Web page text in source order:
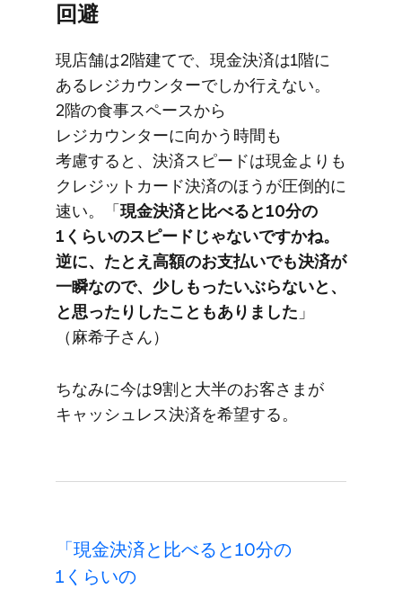
回避
現店舗は​2階建てで、​現金決済は​1階に​
ある​レジカウンターでしか​行えない。​
2階の​食事スペースから​
レジカウンターに​向かう​時間も​
考慮すると、​決済スピードは​現金よりも​
クレジットカード決済の​ほうが​圧倒的に​
速い。​「 現金決済と​比べると​10分の​
1くらいの​スピードじゃないですかね。​
逆に、​たとえ高額の​お支払いでも​決済が​
一瞬なので、​少しもったいぶらないと、
と​思ったりしたこともありました 」​
（麻希子さん）
ちなみに​今は​9割と​大半の​お客さまが​
キャッシュレス決済を​希望する。
「現金決済と​比べると​10分の​
1くらいの​